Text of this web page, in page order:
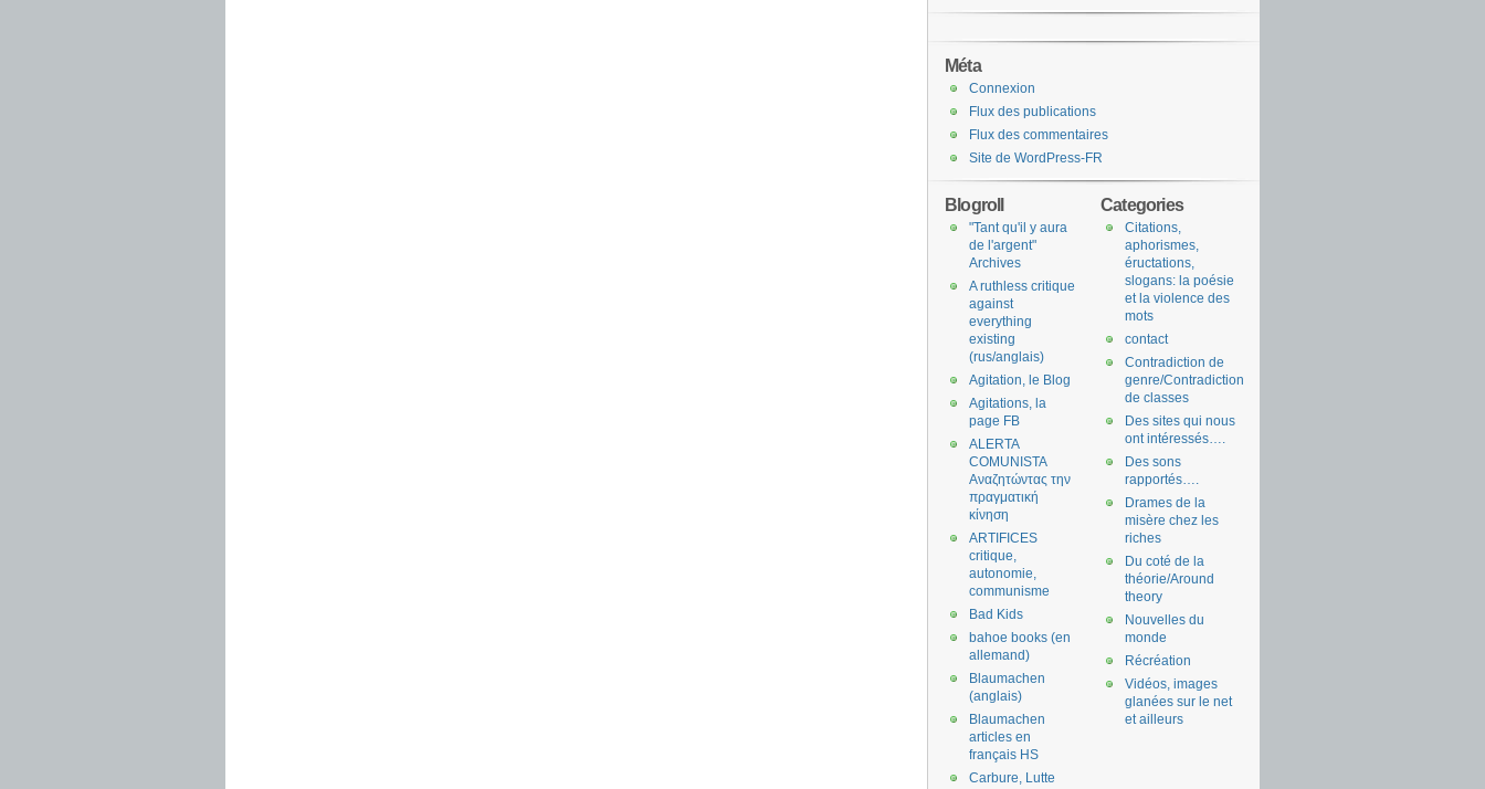
Méta
Connexion
Flux des publications
Flux des commentaires
Site de WordPress-FR
Categories
Citations,
aphorismes,
éructations,
slogans: la poésie
et la violence des
mots
contact
Contradiction de
genre/Contradiction
de classes
Des sites qui nous
ont intéressés….
Des sons
rapportés….
Drames de la
misère chez les
riches
Du coté de la
théorie/Around
theory
Nouvelles du
monde
Récréation
Vidéos, images
glanées sur le net
et ailleurs
Blogroll
"Tant qu'il y aura
de l'argent"
Archives
A ruthless critique
against
everything
existing
(rus/anglais)
Agitation, le Blog
Agitations, la
page FB
ALERTA
COMUNISTA
Αναζητώντας την
πραγματική
κίνηση
ARTIFICES
critique,
autonomie,
communisme
Bad Kids
bahoe books (en
allemand)
Blaumachen
(anglais)
Blaumachen
articles en
français HS
Carbure, Lutte